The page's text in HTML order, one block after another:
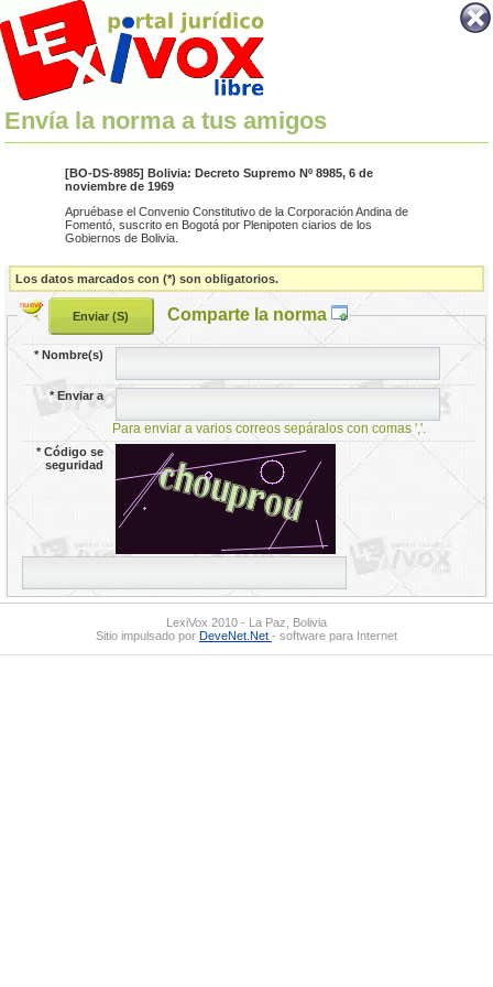
Envía la norma a tus amigos
[BO-DS-8985] Bolivia: Decreto Supremo Nº 8985, 6 de
noviembre de 1969
Apruébase el Convenio Constitutivo de la Corporación Andina de
Fomentó, suscrito en Bogotá por Plenipoten ciarios de los
Gobiernos de Bolivia.
Los datos marcados con (*) son obligatorios.
Comparte la norma
*Nombre(s)
*Enviar a
Para enviar a varios correos sepáralos con comas ','.
*Código se
seguridad
LexiVox 2010 - La Paz, Bolivia
Sitio impulsado por DeveNet.Net - software para Internet